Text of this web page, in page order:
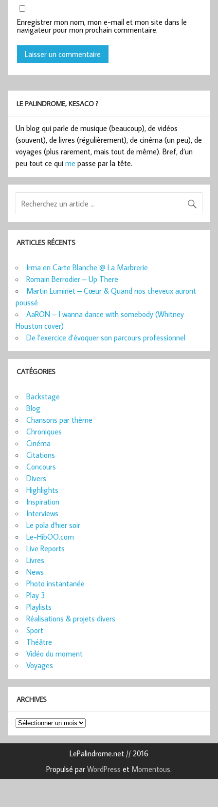
Enregistrer mon nom, mon e-mail et mon site dans le
navigateur pour mon prochain commentaire.
LE PALINDROME, KESACO ?
Un blog qui parle de musique (beaucoup), de vidéos
(souvent), de livres (régulièrement), de cinéma (un peu), de
voyages (plus rarement, mais tout de même). Bref, d’un
peu tout ce qui me passe par la tête.
ARTICLES RÉCENTS
Irma en Carte Blanche @ La Marbrerie
Romain Berrodier – Up There
Martin Luminet – Cœur & Quand nos cheveux auront
poussé
AaRON – I wanna dance with somebody (Whitney
Houston cover)
De l’exercice d’évoquer son parcours professionnel
CATÉGORIES
Backstage
Blog
Chansons par thème
Chroniques
Cinéma
Citations
Concours
Divers
Highlights
Inspiration
Interviews
Le pola d'hier soir
Le-HibOO.com
Live Reports
Livres
News
Photo instantanée
Play 3
Playlists
Réalisations & projets divers
Sport
Théâtre
Vidéo du moment
Voyages
ARCHIVES
Archives
LePalindrome.net // 2016
Propulsé par WordPress et Momentous.